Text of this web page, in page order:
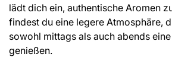
lädt dich ein, authentische Aromen
findest du eine legere Atmosphäre,
sowohl mittags als auch abends
genießen.